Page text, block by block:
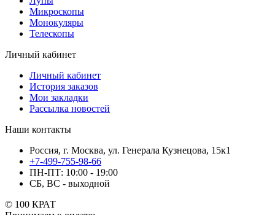
Микроскопы
Монокуляры
Телескопы
Личный кабинет
Личный кабинет
История заказов
Мои закладки
Рассылка новостей
Наши контакты
Россия, г. Москва, ул. Генерала Кузнецова, 15к1
+7-499-755-98-66
ПН-ПТ: 10:00 - 19:00
СБ, ВС - выходной
© 100 КРАТ